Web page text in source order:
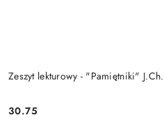
Zeszyt lekturowy - "Pamiętniki"
Cena:
30.75